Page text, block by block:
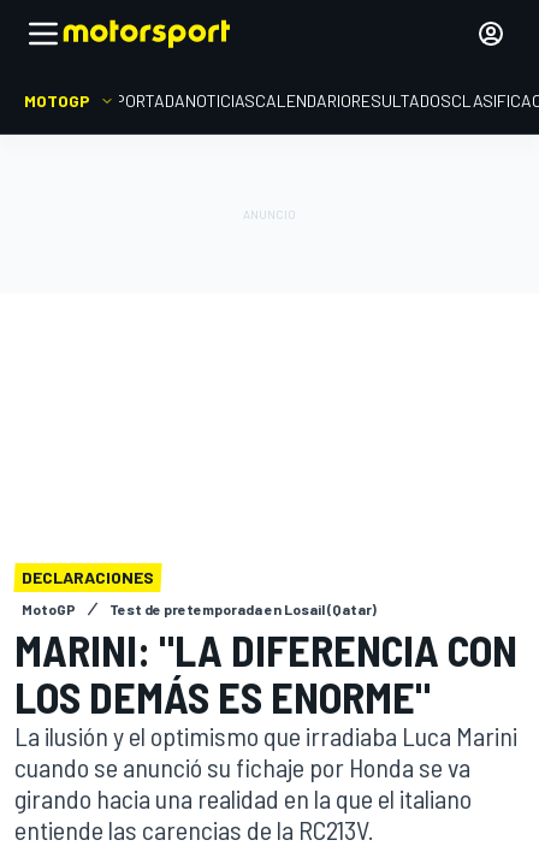
MOTOGP PORTADANOTICIASCALENDARIORESULTADOS
DECLARACIONES
MotoGP Test de pretemporada en Losail (Qatar)
MARINI: "LA DIFERENCIA CON
LOS DEMÁS ES ENORME"
La ilusión y el optimismo que irradiaba Luca Marini
cuando se anunció su fichaje por Honda se va
girando hacia una realidad en la que el italiano
entiende las carencias de la RC213V.